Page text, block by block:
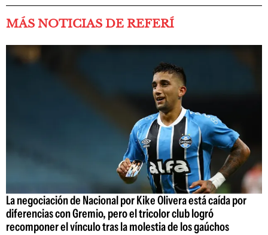
MÁS NOTICIAS DE REFERÍ
La negociación de Nacional por Kike Olivera está caída por
diferencias con Gremio, pero el tricolor club logró
recomponer el vínculo tras la molestia de los gaúchos